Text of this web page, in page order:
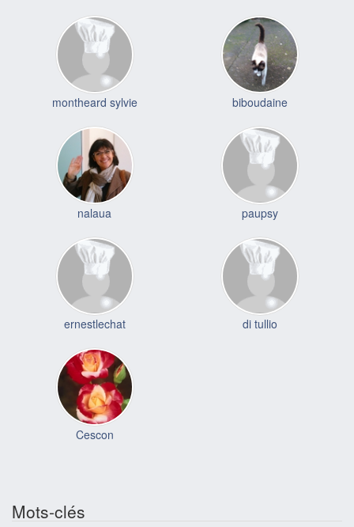
montheard sylvie biboudaine
nalaua paupsy
ernestlechat di tullio
Cescon
Mots-clés